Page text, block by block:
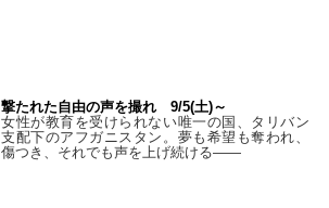
撃たれた自由の声を撮れ 9/5(土)～
女性が教育を受けられない唯一の国、タリバン
支配下のアフガニスタン。夢も希望も奪われ、
傷つき、それでも声を上げ続ける——